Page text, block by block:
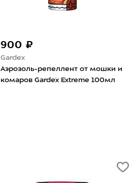
900 ₽
Gardex
Аэрозоль-репеллент от мошки и
комаров Gardex Extreme 100мл